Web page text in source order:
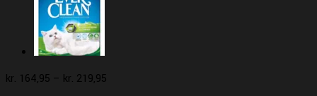
kr. 164,95 – kr. 219,95